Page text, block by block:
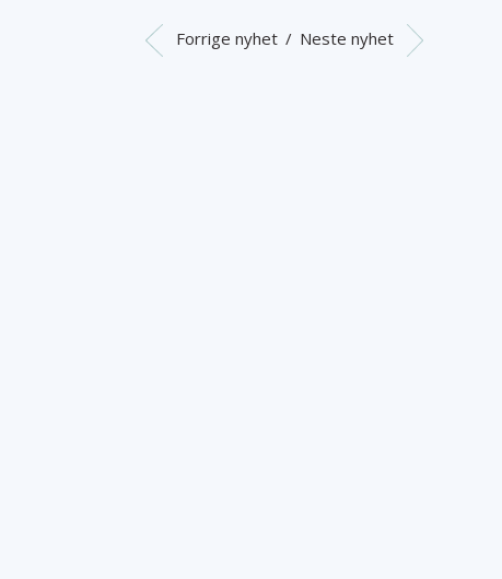
Neste nyhet
/
Forrige nyhet